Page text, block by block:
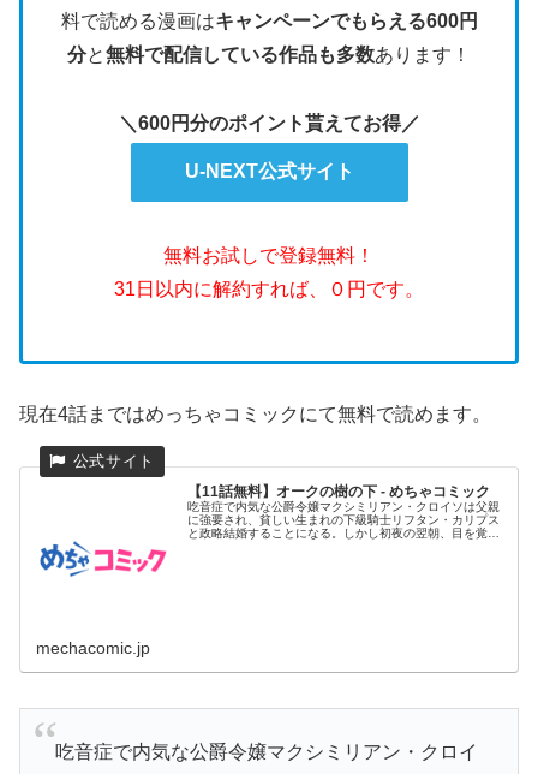
料で読める漫画はキャンペーンでもらえる600円
分と無料で配信している作品も多数あります！
＼600円分のポイント貰えてお得／
U-NEXT公式サイト
無料お試しで登録無料！
31日以内に解約すれば、０円です。
現在4話まではめっちゃコミックにて無料で読めます。
【11話無料】オークの樹の下 - めちゃコミック
吃音症で内気な公爵令嬢マクシミリアン・クロイソは父親
に強要され、貧しい生まれの下級騎士リフタン・カリプス
と政略結婚することになる。しかし初夜の翌朝、目を覚ま
mechacomic.jp
吃音症で内気な公爵令嬢マクシミリアン・クロイ